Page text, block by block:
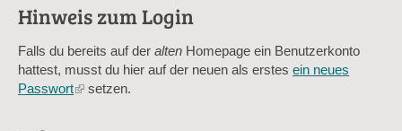
Sag mir nicht, wie viele Sternlein stehen
Hinweis zum Login
Falls du bereits auf der alten Homepage ein Benutzerkonto
hattest, musst du hier auf der neuen als erstes ein neues
Passwort(linksetzen.